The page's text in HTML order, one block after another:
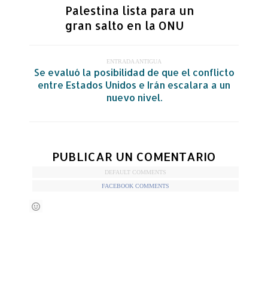
Palestina lista para un
gran salto en la ONU
ENTRADA ANTIGUA
Se evaluó la posibilidad de que el conflicto
entre Estados Unidos e Irán escalara a un
nuevo nivel.
PUBLICAR UN COMENTARIO
DEFAULT COMMENTS
FACEBOOK COMMENTS